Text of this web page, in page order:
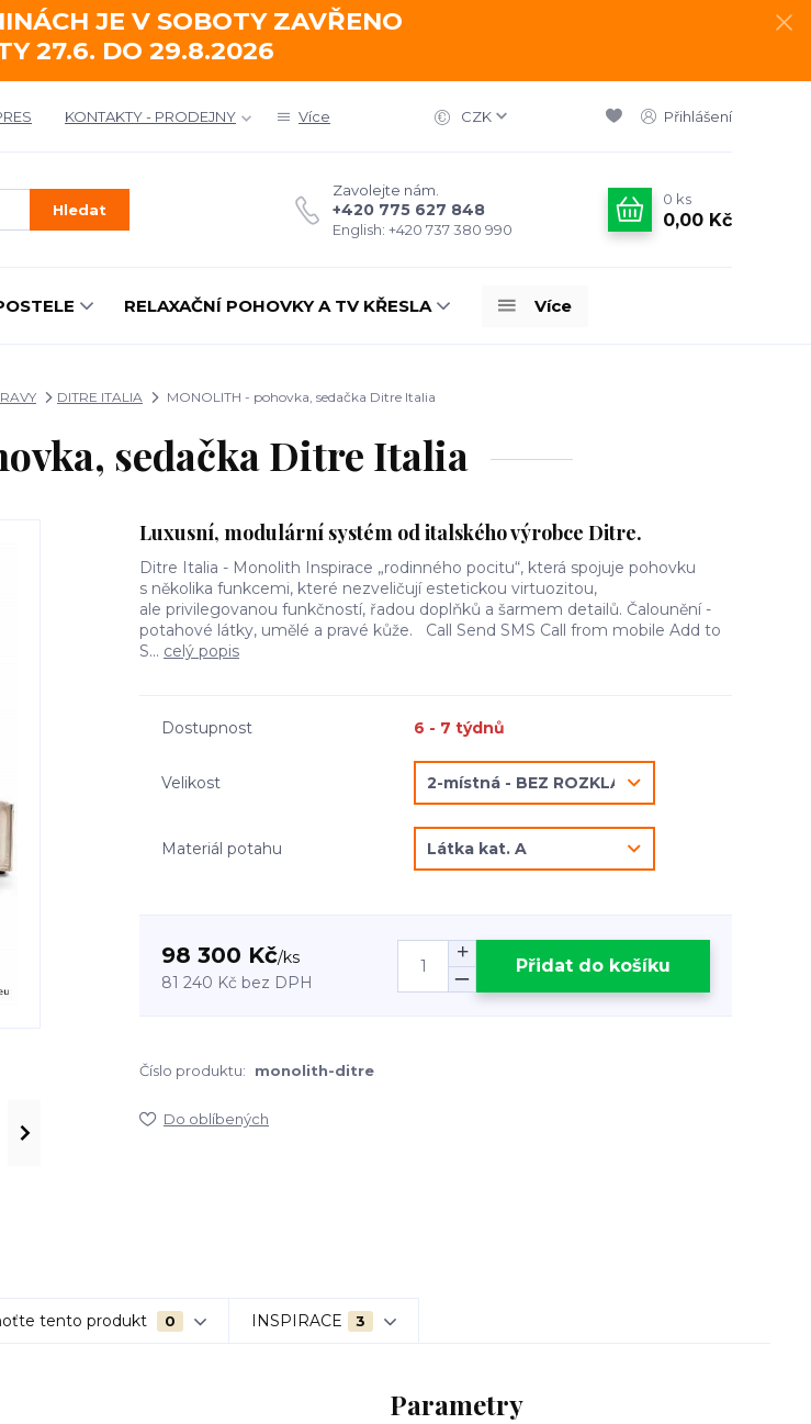
JE V SOBOTY ZAVŘENO
27.6. DO 29.8.2026
KONTAKTY - PRODEJNY Více CZK Přihlášení
Hledat
Zavolejte nám.
+420 775 627 848
English: +420 737 380 990
0 ks
0,00 Kč
RELAXAČNÍ POHOVKY A TV KŘESLA Více
DITRE ITALIA MONOLITH - pohovka, sedačka Ditre Italia
sedačka Ditre Italia
Luxusní, modulární systém od italského výrobce Ditre.
Ditre Italia - Monolith Inspirace „rodinného pocitu“, která spojuje pohovku
s několika funkcemi, které nezveličují estetickou virtuozitou,
ale privilegovanou funkčností, řadou doplňků a šarmem detailů. Čalounění -
potahové látky, umělé a pravé kůže. Call Send SMS Call from mobile Add to
S... celý popis
Dostupnost 6 - 7 týdnů
Velikost
Materiál potahu
98 300 Kč/ks
81 240 Kč bez DPH
Přidat do košíku
Číslo produktu: monolith-ditre
Do oblíbených
tento produkt 0 INSPIRACE 3
Parametry